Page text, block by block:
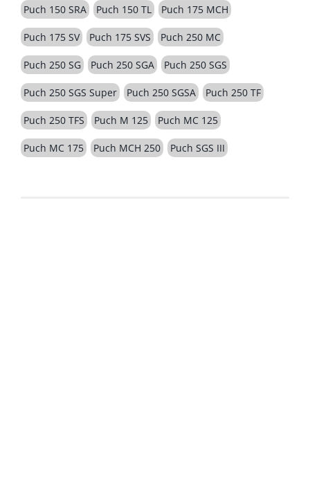
Puch 150 SRA Puch 150 TL Puch 175 MCH
Puch 175 SV Puch 175 SVS Puch 250 MC
Puch 250 SG Puch 250 SGA Puch 250 SGS
Puch 250 SGS Super Puch 250 SGSA Puch 250 TF
Puch 250 TFS Puch M 125 Puch MC 125
Puch MC 175 Puch MCH 250 Puch SGS III